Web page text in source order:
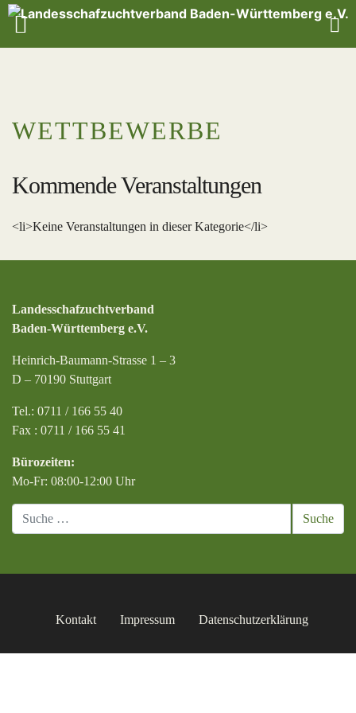
WETTBEWERBE
Kommende Veranstaltungen
<li>Keine Veranstaltungen in dieser Kategorie</li>
Landesschafzuchtverband
Baden-Württemberg e.V.
Heinrich-Baumann-Strasse 1 – 3
D – 70190 Stuttgart
Tel.: 0711 / 166 55 40
Fax : 0711 / 166 55 41
Bürozeiten:
Mo-Fr: 08:00-12:00 Uhr
Suche
Kontakt Impressum Datenschutzerklärung